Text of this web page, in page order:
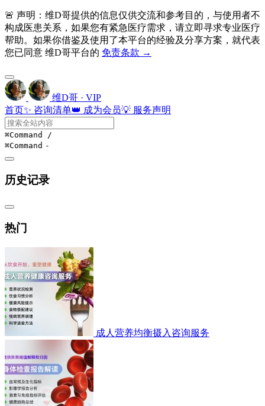
🚨 声明：维D哥提供的信息仅供交流和参考目的，与使用者不
构成医患关系，如果您有紧急医疗需求，请立即寻求专业医疗
帮助。如果你借鉴及使用了本平台的经验及分享方案，就代表
您已同意 维D哥平台的 免责条款 →
维D哥 · VIP
首页✨ 咨询清单👑 成为会员💡 服务声明
⌘Command /
⌘Command -
历史记录
热门
成人营养均衡摄入咨询服务